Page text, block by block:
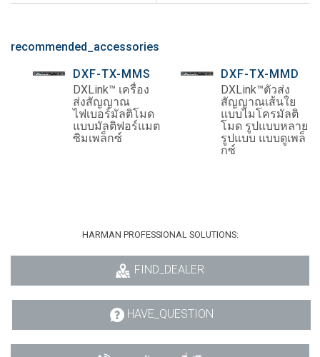
recommended_accessories
DXF-TX-MMS
DXLink™ เครื่อง
ส่งสัญญาณ
ไฟเบอร์มัลติโมด
แบบมัลติฟอร์แมต
ซิมเพล็กซ์
DXF-TX-MMD
DXLink™ตัวส่ง
สัญญาณเส้นใย
แบบไมโครมัลติ
โมด รูปแบบหลาย
รูปแบบ แบบดูเพล็
กซ์
HARMAN PROFESSIONAL SOLUTIONS:
FIND_DEALER
HAVE_QUESTION